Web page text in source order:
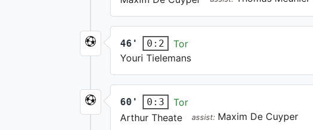
46' 0:2
Tor
Youri Tielemans
60' 0:3
Tor
Arthur Theate
assist: Maxim De Cuyper